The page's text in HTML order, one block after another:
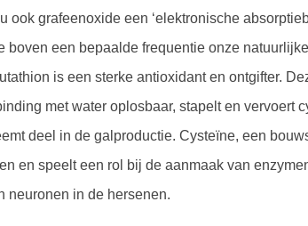
ook grafeenoxide een ‘elektronische
boven een bepaalde frequentie onze
is een sterke antioxidant en ontgifter.
met water oplosbaar, stapelt en vervoert
deel in de galproductie. Cysteïne, een
en speelt een rol bij de aanmaak van
neuronen in de hersenen.